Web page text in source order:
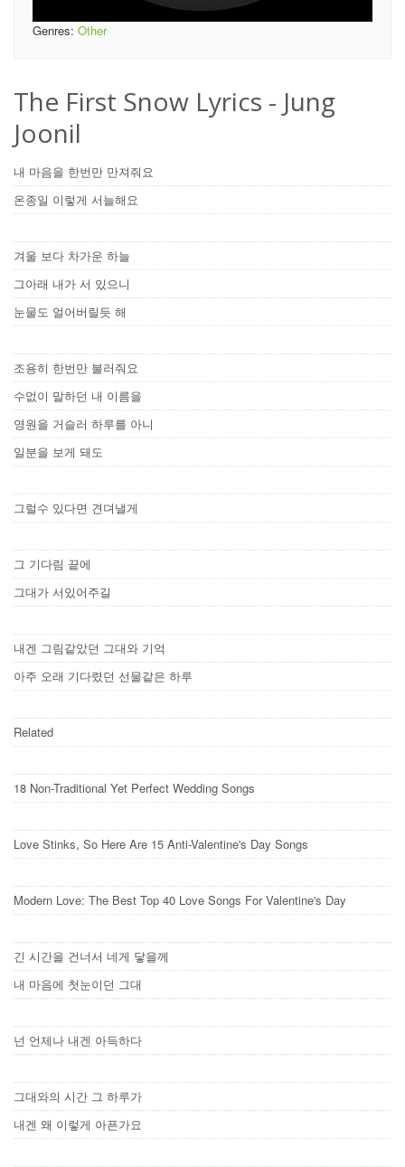
Genres: Other
The First Snow Lyrics - Jung
Joonil
내 마음을 한번만 만져줘요
온종일 이렇게 서늘해요
겨울 보다 차가운 하늘
그아래 내가 서 있으니
눈물도 얼어버릴듯 해
조용히 한번만 불러줘요
수없이 말하던 내 이름을
영원을 거슬러 하루를 아니
일분을 보게 돼도
그럴수 있다면 견뎌낼게
그 기다림 끝에
그대가 서있어주길
내겐 그림같았던 그대와 기억
아주 오래 기다렸던 선물같은 하루
Related
18 Non-Traditional Yet Perfect Wedding Songs
Love Stinks, So Here Are 15 Anti-Valentine's Day Songs
Modern Love: The Best Top 40 Love Songs For Valentine's Day
긴 시간을 건너서 네게 닿을께
내 마음에 첫눈이던 그대
넌 언제나 내겐 아득하다
그대와의 시간 그 하루가
내겐 왜 이렇게 아픈가요